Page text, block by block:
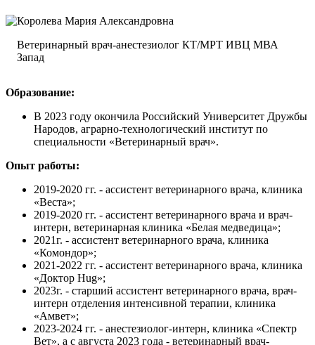
Ветеринарный врач-анестезиолог КТ/МРТ ИВЦ МВА
Запад
Образование:
В 2023 году окончила Российский Университет Дружбы
Народов, аграрно-технологический институт по
специальности «Ветеринарный врач».
Опыт работы:
2019-2020 гг. - ассистент ветеринарного врача, клиника
«Веста»;
2019-2020 гг. - ассистент ветеринарного врача и врач-
интерн, ветеринарная клиника «Белая медведица»;
2021г. - ассистент ветеринарного врача, клиника
«Комондор»;
2021-2022 гг. - ассистент ветеринарного врача, клиника
«Доктор Hug»;
2023г. - старший ассистент ветеринарного врача, врач-
интерн отделения интенсивной терапии, клиника
«Амвет»;
2023-2024 гг. - анестезиолог-интерн, клиника «Спектр
Вет», а с августа 2023 года - ветеринарный врач-